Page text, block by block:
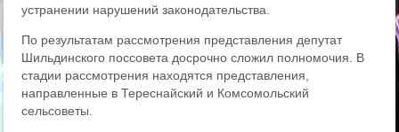
устранении нарушений законодательства.
По результатам рассмотрения представления депутат
Шильдинского поссовета досрочно сложил полномочия. В
стадии рассмотрения находятся представления,
направленные в Тереснайский и Комсомольский
сельсоветы.